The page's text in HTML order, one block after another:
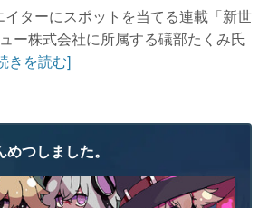
ターにスポットを当てる連載「新世
ー株式会社に所属する礒部たくみ氏
きを読む]
つしました。